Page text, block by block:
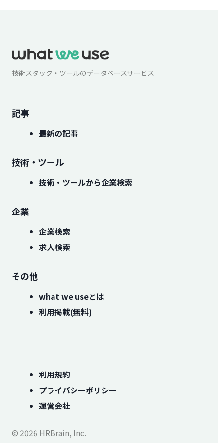
技術スタック・ツールのデータベースサービス
記事
最新の記事
技術・ツール
技術・ツールから企業検索
企業
企業検索
求人検索
その他
what we useとは
利用掲載(無料)
利用規約
プライバシーポリシー
運営会社
© 2026 HRBrain, Inc.